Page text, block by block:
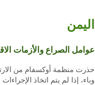
اليمن
عوامل الصراع والأزمات
حذرت منظمة أوكسفام من
وباء، إذا لم يتم اتخاذ